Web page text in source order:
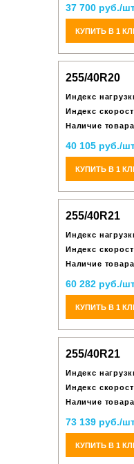
37 700 руб./
КУПИТЬ В 1
255/40R20
Индекс
Индекс
Наличие
40 105 руб./
КУПИТЬ В 1
255/40R21
Индекс
Индекс
Наличие
60 282 руб./
КУПИТЬ В 1
255/40R21
Индекс
Индекс
Наличие
73 139 руб./
КУПИТЬ В 1